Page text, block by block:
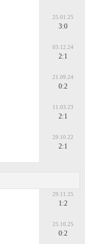
25.01.25
3:0
03.12.24
2:1
21.09.24
0:2
11.03.23
2:1
29.10.22
2:1
29.11.25
1:2
25.10.25
0:2